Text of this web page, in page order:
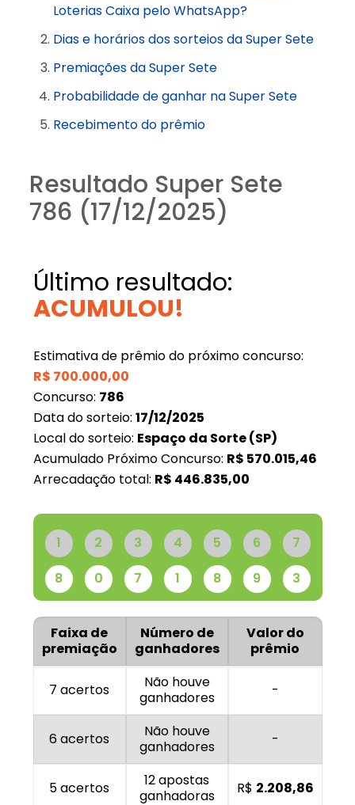
Loterias Caixa pelo WhatsApp?
Dias e horários dos sorteios da Super Sete
Premiações da Super Sete
Probabilidade de ganhar na Super Sete
Recebimento do prêmio
Resultado Super Sete
786 (17/12/2025)
Último resultado:
ACUMULOU!
Estimativa de prêmio do próximo concurso:
R$ 700.000,00
Concurso: 786
Data do sorteio: 17/12/2025
Local do sorteio: Espaço da Sorte (SP)
Acumulado Próximo Concurso: R$ 570.015,46
Arrecadação total: R$ 446.835,00
1 2 3 4 5 6
7
8
0 7 1 8 9 3
Faixa de
premiação
Número de
ganhadores
Valor do
prêmio
7 acertos
Não houve
ganhadores
-
6 acertos
Não houve
ganhadores
-
5 acertos
12 apostas
ganhadoras
R$ 2.208,86